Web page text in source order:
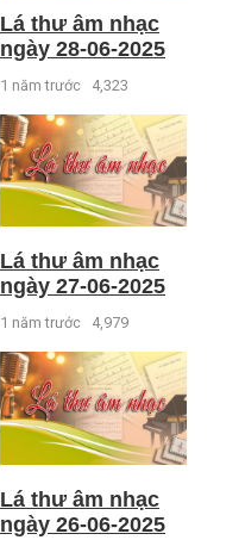
Lá thư âm nhạc
ngày 28-06-2025
1 năm trước 4,323
Lá thư âm nhạc
ngày 27-06-2025
1 năm trước 4,979
Lá thư âm nhạc
ngày 26-06-2025